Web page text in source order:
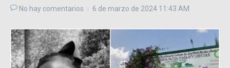
No hay comentarios 6 de marzo de 2024 11:43 AM